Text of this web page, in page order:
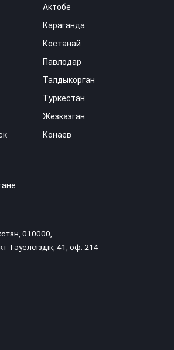
Актобе
Караганда
Костанай
Павлодар
Талдыкорган
Туркестан
Жезказган
Конаев
010000,
Тәуелсіздік, 41, оф. 214